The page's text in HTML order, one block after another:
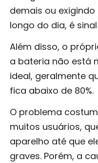
demais ou
longo do dia, é
Além disso, o
a bateria não está
ideal, geralmente
fica abaixo de 80%.
O problema
muitos usuários,
aparelho até que
graves. Porém, a